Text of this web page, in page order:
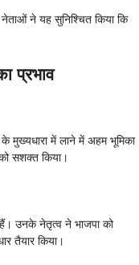
ने यह सुनिश्चित किया कि
प्रभाव
के मुख्यधारा में लाने में अहम भूमिका
सशक्त किया।
उनके नेतृत्व ने भाजपा को
तैयार किया।